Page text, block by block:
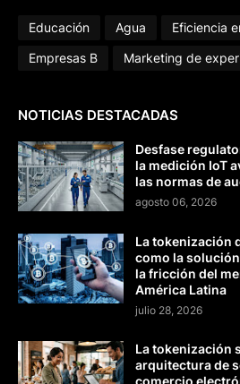
Educación Agua
Eficiencia
Empresas B
Marketing de
NOTICIAS DESTACADAS
Desfase
la medición IoT
las normas de
agosto 06, 2026
La tokenización
como la
la fricción del
América Latina
julio 28, 2026
La tokenización
arquitectura de
comercio